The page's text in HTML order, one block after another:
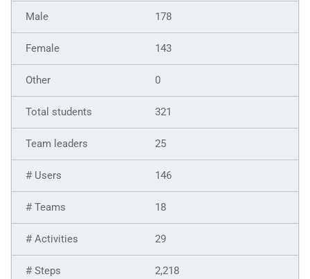
178
143
0
321
25
146
18
29
2,218